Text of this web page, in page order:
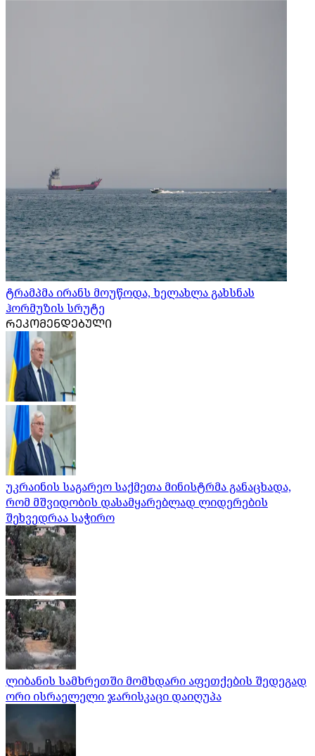
ტრამპმა ირანს მოუწოდა, ხელახლა გახსნას
ჰორმუზის სრუტე
ᲠᲔᲙᲝᲛᲔᲜᲓᲔᲑᲣᲚᲘ
უკრაინის საგარეო საქმეთა მინისტრმა განაცხადა,
რომ მშვიდობის დასამყარებლად ლიდერების
შეხვედრაა საჭირო
ლიბანის სამხრეთში მომხდარი აფეთქების შედეგად
ორი ისრაელელი ჯარისკაცი დაიღუპა